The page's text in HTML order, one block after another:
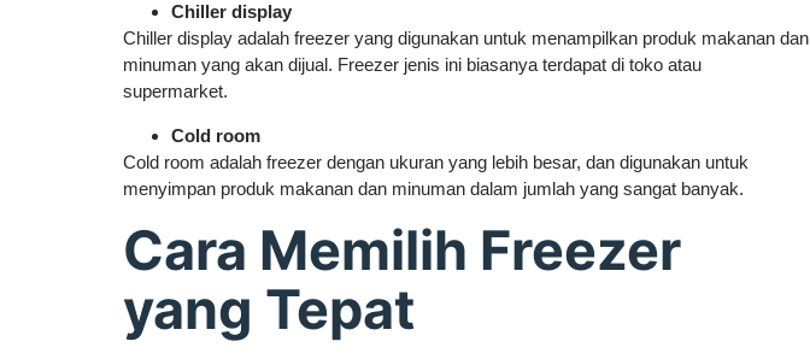
Chiller display
Chiller display adalah freezer yang digunakan untuk menampilkan produk makanan dan
minuman yang akan dijual. Freezer jenis ini biasanya terdapat di toko atau
supermarket.
Cold room
Cold room adalah freezer dengan ukuran yang lebih besar, dan digunakan untuk
menyimpan produk makanan dan minuman dalam jumlah yang sangat banyak.
Cara Memilih Freezer
yang Tepat